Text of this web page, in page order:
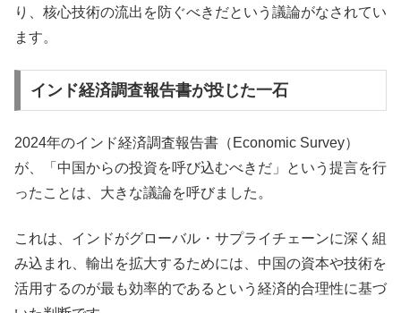
り、核心技術の流出を防ぐべきだという議論がなされてい
ます。
インド経済調査報告書が投じた一石
2024年のインド経済調査報告書（Economic Survey）
が、「中国からの投資を呼び込むべきだ」という提言を行
ったことは、大きな議論を呼びました。
これは、インドがグローバル・サプライチェーンに深く組
み込まれ、輸出を拡大するためには、中国の資本や技術を
活用するのが最も効率的であるという経済的合理性に基づ